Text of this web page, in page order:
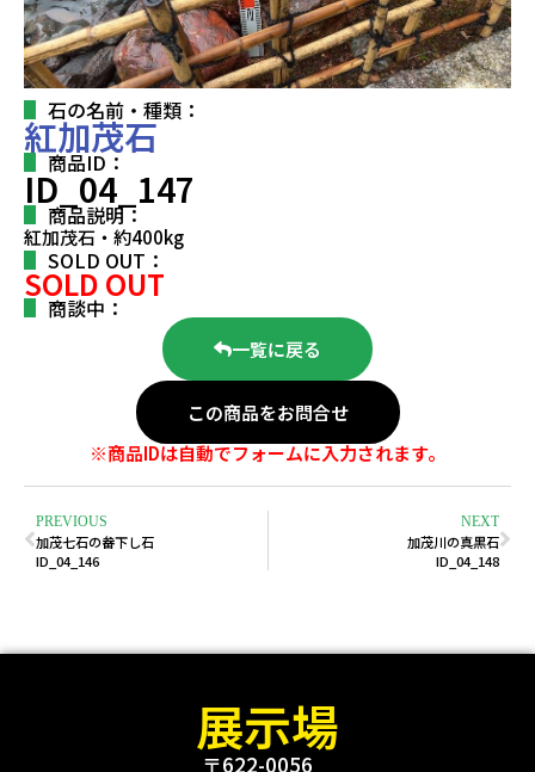
石の名前・種類：
紅加茂石
商品ID：
ID_04_147
商品説明：
紅加茂石・約400kg
SOLD OUT：
SOLD OUT
商談中：
一覧に戻る
この商品をお問合せ
※商品IDは自動でフォームに入力されます。
PREVIOUS
加茂七石の畚下し石
ID_04_146
NEXT
加茂川の真黒石
ID_04_148
展示場
〒622-0056